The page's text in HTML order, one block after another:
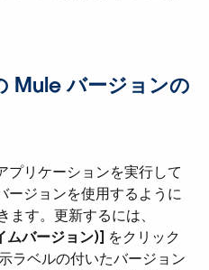
Mule バージョンの
リケーションを実行して
ージョンを使用するように
す。更新するには、​
バージョン)] ​ をクリック
ラベルの付いたバージョン